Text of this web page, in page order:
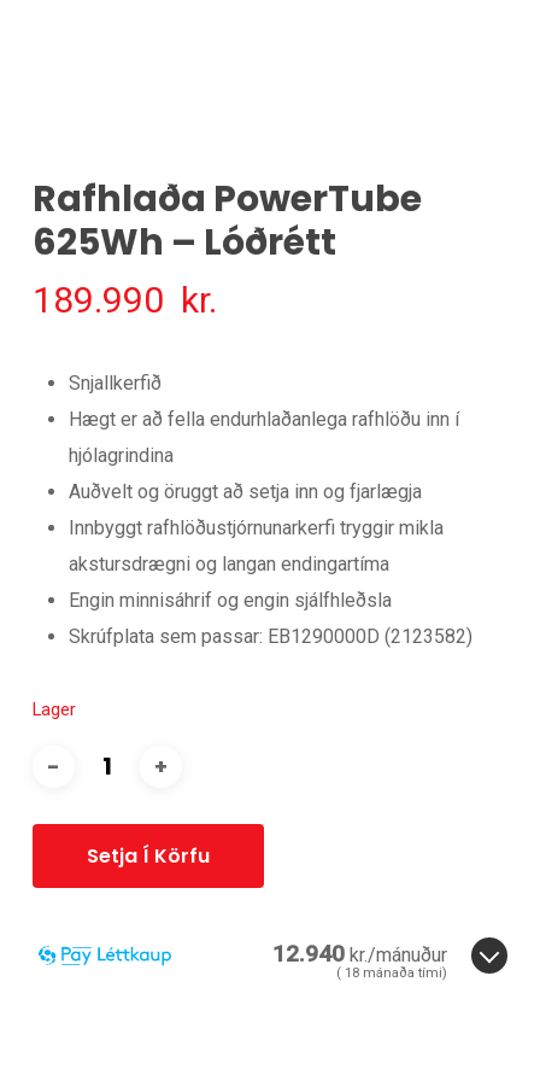
Rafhlaða PowerTube
625Wh – Lóðrétt
189.990 kr.
Snjallkerfið
Hægt er að fella endurhlaðanlega rafhlöðu inn í
hjólagrindina
Auðvelt og öruggt að setja inn og fjarlægja
Innbyggt rafhlöðustjórnunarkerfi tryggir mikla
akstursdrægni og langan endingartíma
Engin minnisáhrif og engin sjálfhleðsla
Skrúfplata sem passar: EB1290000D (2123582)
Lager
Setja Í Körfu
12.940 kr./mánuður
( 18 mánaða tími)